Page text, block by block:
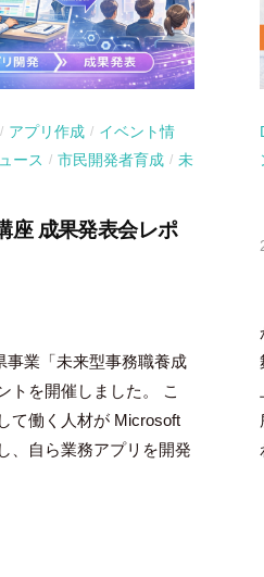
/ アプリ作成 / イベント情
ース / 市民開発者育成 / 未
座 成果発表会レポ
事業「未来型事務職養成
トを開催しました。 こ
て働く人材が Microsoft
、自ら業務アプリを開発